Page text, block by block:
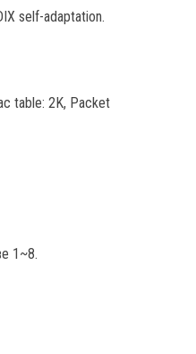
self-adaptation.
table: 2K, Packet
1~8.